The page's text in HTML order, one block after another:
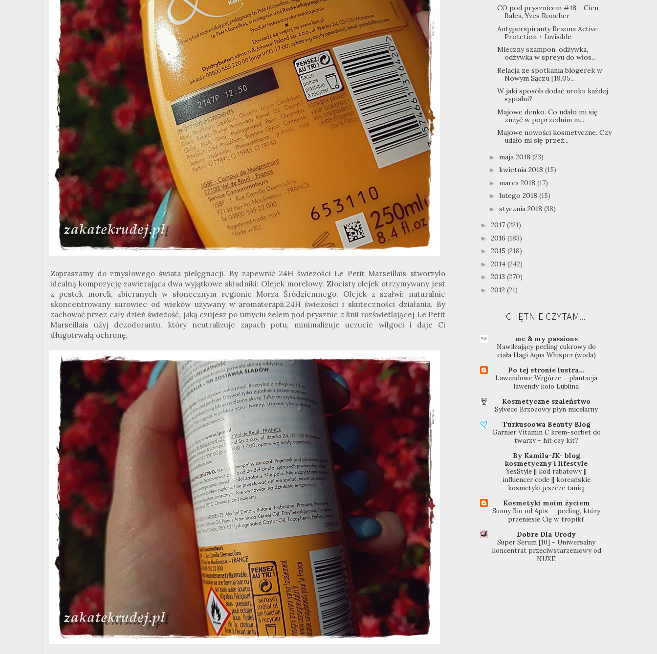
Zapraszamy do zmysłowego świata pielęgnacji. By zapewnić 24H świeżości Le Petit Marseillais stworzyło
idealną kompozycję zawierająca dwa wyjątkowe składniki: Olejek morelowy: Złocisty olejek otrzymywany jest
z pestek moreli, zbieranych w słonecznym regionie Morza Śródziemnego. Olejek z szałwi: naturalnie
skoncentrowany surowiec od wieków używany w aromaterapii.24H świeżości i skuteczności działania. By
zachować przez cały dzień świeżość, jaką czujesz po umyciu żelem pod prysznic z linii rozświetlającej Le Petit
Marseillais użyj dezodorantu, który neutralizuje zapach potu, minimalizuje uczucie wilgoci i daje Ci
długotrwałą ochronę.
CO pod prysznicem #18 - Cien,
Balea, Yves Roocher
Antyperspiranty Rexona Active
Protetion + Invisible
Mleczny szampon, odżywka,
odżywka w spreyu do włos...
Relacja ze spotkania blogerek w
Nowym Sączu [19.05...
W jaki sposób dodać uroku każdej
sypialni?
Majowe denko. Co udało mi się
zużyć w poprzednim m...
Majowe nowości kosmetyczne. Czy
udało mi się przeż...
► maja 2018 (23)
► kwietnia 2018 (15)
► marca 2018 (17)
► lutego 2018 (15)
► stycznia 2018 (38)
► 2017 (221)
► 2016 (183)
► 2015 (218)
► 2014 (242)
► 2013 (270)
► 2012 (21)
CHĘTNIE CZYTAM...
me & my passions
Nawilżający peeling cukrowy do
ciała Hagi Aqua Whisper (woda)
Po tej stronie lustra...
Lawendowe Wzgórze – plantacja
lawendy koło Lublina
Kosmetyczne szaleństwo
Sylveco Brzozowy płyn micelarny
Turkusoowa Beauty Blog
Garnier Vitamin C krem-sorbet do
twarzy - hit czy kit?
By Kamila-JK- blog
kosmetyczny i lifestyle
YesStyle || kod rabatowy ||
influencer code || koreańskie
kosmetyki jeszcze taniej
Kosmetyki moim życiem
Sunny Rio od Apis — peeling, który
przeniesie Cię w tropiki!
Dobre Dla Urody
Super Serum [10] - Uniwersalny
koncentrat przeciwstarzeniowy od
NUXE